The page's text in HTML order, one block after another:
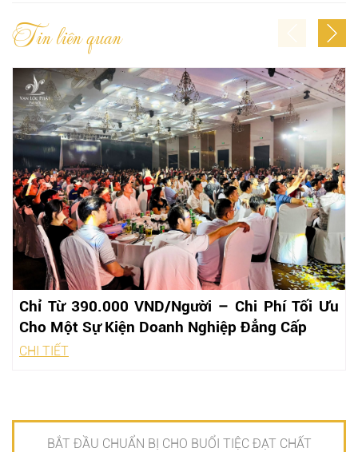
Tin liên quan
Chỉ Từ 390.000 VND/Người – Chi Phí Tối Ưu
Cho Một Sự Kiện Doanh Nghiệp Đẳng Cấp
CHI TIẾT
BẮT ĐẦU CHUẨN BỊ CHO BUỔI TIỆC ĐẠT CHẤT